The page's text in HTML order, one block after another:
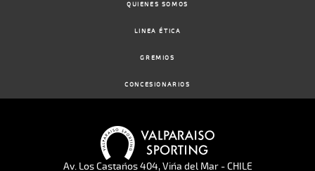
QUIENES SOMOS
LINEA ÉTICA
GREMIOS
CONCESIONARIOS
Av. Los Castaños 404, Viña del Mar - CHILE